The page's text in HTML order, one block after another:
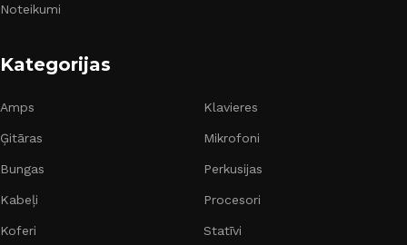
Noteikumi
Kategorijas
Amps
Ģitāras
Bungas
Kabeļi
Koferi
Klavieres
Mikrofoni
Perkusijas
Procesori
Statīvi